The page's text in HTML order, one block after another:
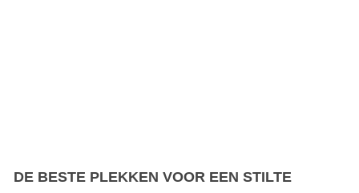
DE BESTE PLEKKEN VOOR EEN STILTE